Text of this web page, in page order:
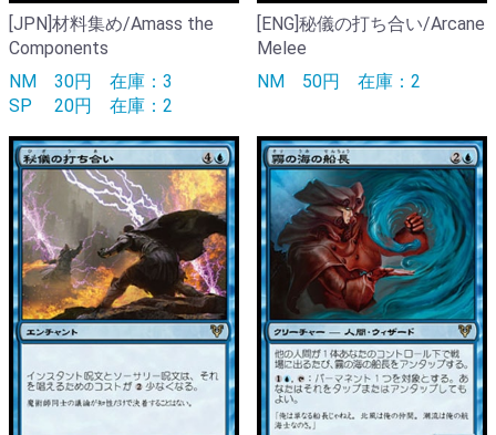
[JPN]材料集め/Amass the
Components
NM 30円 在庫：3
SP
20円 在庫：2
[ENG]秘儀の打ち合い/Arcane
Melee
NM 50円 在庫：2